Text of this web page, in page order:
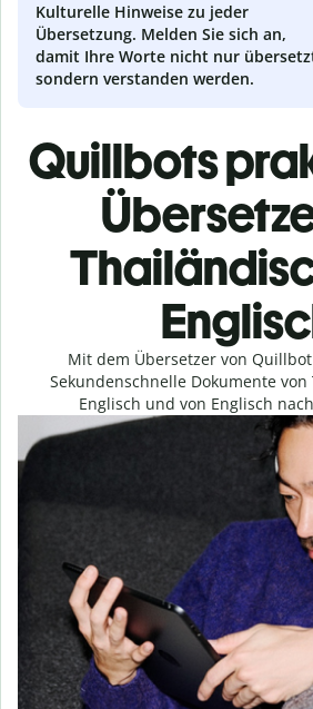
Kulturelle Hinweise zu jeder
Übersetzung. Melden Sie sich an,
damit Ihre Worte nicht nur
sondern verstanden werden.
Quillbots
Mit dem Übersetzer von
Sekundenschnelle Dokumente
Englisch und von Englisch